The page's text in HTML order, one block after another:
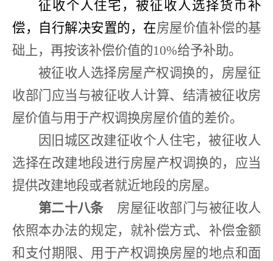
征收个人住宅，被征收人选择货币补
偿，自行解决安置的，在房屋价值补偿的基
础上，再按该补偿价值的10%给予补助。
被征收人选择房屋产权调换的，房屋征
收部门应当与被征收人计算、结清被征收房
屋价值与用于产权调换房屋价值的差价。
因旧城区改建征收个人住宅，被征收人
选择在改建地段进行房屋产权调换的，应当
提供改建地段或者就近地段的房屋。
第二十八条
房屋征收部门与被征收人
依照本办法的规定，就补偿方式、补偿金额
和支付期限、用于产权调换房屋的地点和面